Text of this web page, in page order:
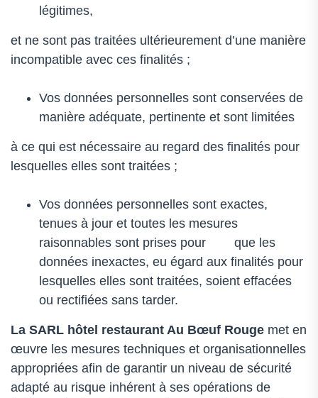
légitimes,
et ne sont pas traitées ultérieurement d’une manière
incompatible avec ces finalités ;
Vos données personnelles sont conservées de
manière adéquate, pertinente et sont limitées
à ce qui est nécessaire au regard des finalités pour
lesquelles elles sont traitées ;
Vos données personnelles sont exactes,
tenues à jour et toutes les mesures
raisonnables sont prises pour que les
données inexactes, eu égard aux finalités pour
lesquelles elles sont traitées, soient effacées
ou rectifiées sans tarder.
La SARL hôtel restaurant Au Bœuf Rouge met en
œuvre les mesures techniques et organisationnelles
appropriées afin de garantir un niveau de sécurité
adapté au risque inhérent à ses opérations de